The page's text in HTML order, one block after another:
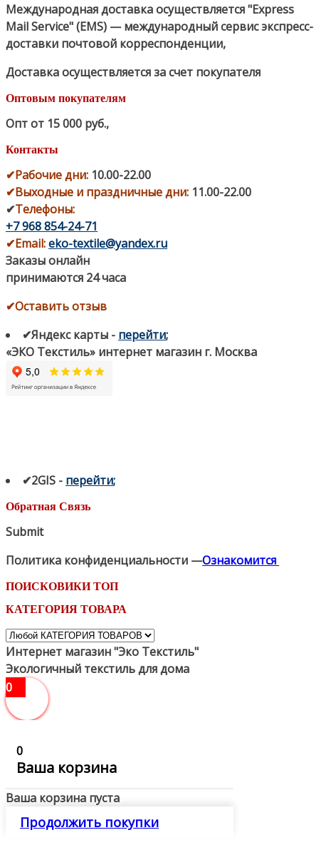
Международная доставка осуществляется "Express
Mail Service" (EMS) — международный сервис экспресс-
доставки почтовой корреспонденции,
Доставка осуществляется за счет покупателя
Оптовым покупателям
Опт от 15 000 руб.,
Контакты
✔Рабочие дни: 10.00-22.00
✔Выходные и праздничные дни: 11.00-22.00
✔Телефоны:
+7 968 854-24-71
✔Email:eko-textile@yandex.ru
Заказы онлайн
принимаются 24 часа
✔Оставить отзыв
✔Яндекс карты - перейти;
«ЭКО Текстиль» интернет магазин г. Москва
✔2GIS - перейти;
Обратная Связь
Submit
Политика конфиденциальности —Ознакомится
ПОИСКОВИКИ ТОП
КАТЕГОРИЯ ТОВАРА
Интернет магазин "Эко Текстиль"
Экологичный текстиль для дома
0
0
Ваша корзина
Ваша корзина пуста
Продолжить покупки